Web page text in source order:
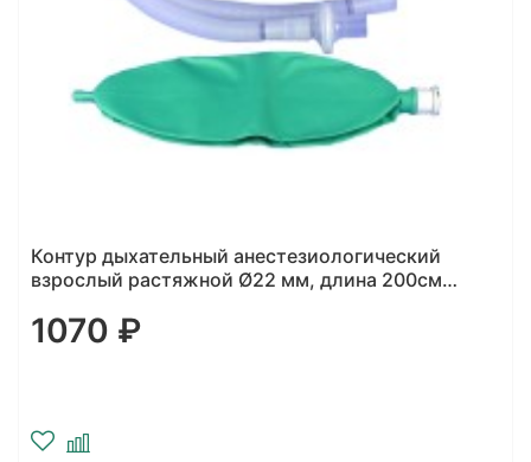
Контур дыхательный анестезиологический
взрослый растяжной Ø22 мм, длина 200см
1070 ₽